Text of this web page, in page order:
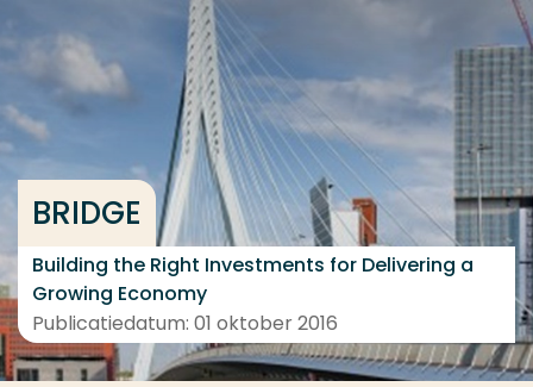
Ga direct naar de content
... > Medewerkers
BRIDGE
Building the Right Investments for Delivering a
Growing Economy
Publicatiedatum: 01 oktober 2016
Veel gezocht
Opleiding
Contact